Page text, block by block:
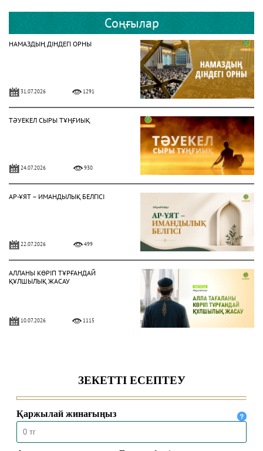
Соңғылар
НАМАЗДЫҢ ДІНДЕГІ ОРНЫ
31.07.2026 1291
ТӘУЕКЕЛ СЫРЫ ТҰҢҒИЫҚ
24.07.2026 930
АР-ҰЯТ – ИМАНДЫЛЫҚ БЕЛГІСІ
22.07.2026 499
АЛЛАНЫ КӨРІП ТҰРҒАНДАЙ
ҚҰЛШЫЛЫҚ ЖАСАУ
10.07.2026 1115
03.07.2026 1020
НЕКЕ – САЛАУАТТЫ ӨМІР ШАРТЫ